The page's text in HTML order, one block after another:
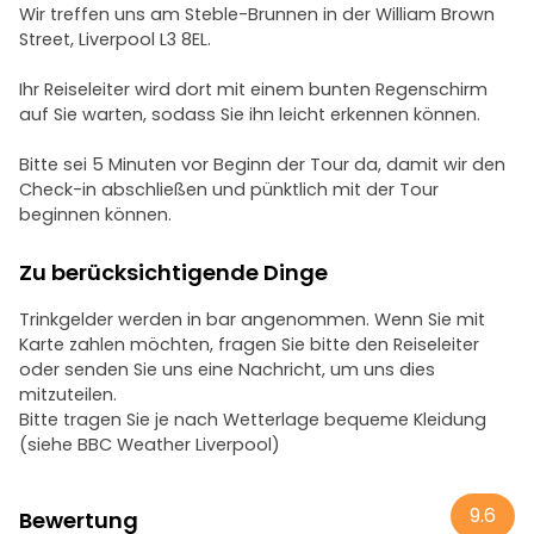
Wir treffen uns am Steble-Brunnen in der William Brown
Street, Liverpool L3 8EL.
Ihr Reiseleiter wird dort mit einem bunten Regenschirm
auf Sie warten, sodass Sie ihn leicht erkennen können.
Bitte sei 5 Minuten vor Beginn der Tour da, damit wir den
Check-in abschließen und pünktlich mit der Tour
beginnen können.
Zu berücksichtigende Dinge
Trinkgelder werden in bar angenommen. Wenn Sie mit
Karte zahlen möchten, fragen Sie bitte den Reiseleiter
oder senden Sie uns eine Nachricht, um uns dies
mitzuteilen.
Bitte tragen Sie je nach Wetterlage bequeme Kleidung
(siehe BBC Weather Liverpool)
Bewertung 9.6